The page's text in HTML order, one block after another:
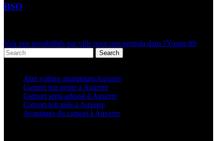
BSO
Voir nos possibilités par ville pour une pergola dans l'Yonne 89
Search
Abri voiture aluminium Auxerre
Carport toit pente à Auxerre
Carport semi-adossé à Auxerre
Carport toit tuile à Auxerre
Avantages du carport à Auxerre